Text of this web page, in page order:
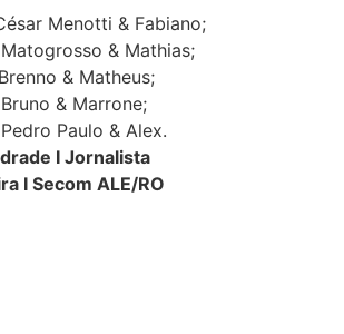
Menotti & Fabiano;
& Mathias;
& Matheus;
& Marrone;
Paulo & Alex.
I Jornalista
I Secom ALE/RO